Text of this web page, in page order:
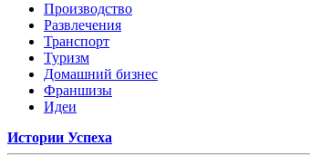
Производство
Развлечения
Транспорт
Туризм
Домашний бизнес
Франшизы
Идеи
Истории Успеха